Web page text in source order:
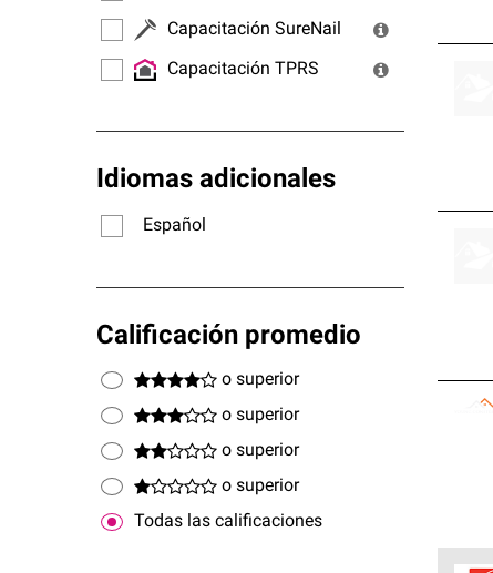
Capacitación SureNail
Capacitación TPRS
Idiomas adicionales
Español
Calificación promedio
o superior
o superior
o superior
o superior
Todas las calificaciones